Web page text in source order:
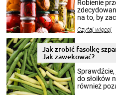
Robienie
na to, by
pełni
miesięcy.
patenty,
przetworów.
Czytaj więcej
Jak zrobić fasolkę
Jak zawekować?
do słoików
również